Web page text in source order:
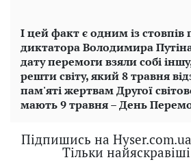
І цей факт є одним із
диктатора Володимира
дату перемоги взяли собі
решти світу, який 8 травня
пам'яті жертвам Другої
мають 9 травня – День
Підпишись на
Тільки